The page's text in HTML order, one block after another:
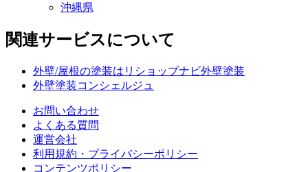
沖縄県
関連サービスについて
外壁/屋根の塗装はリショップナビ外壁塗装
外壁塗装コンシェルジュ
お問い合わせ
よくある質問
運営会社
利用規約・プライバシーポリシー
コンテンツポリシー